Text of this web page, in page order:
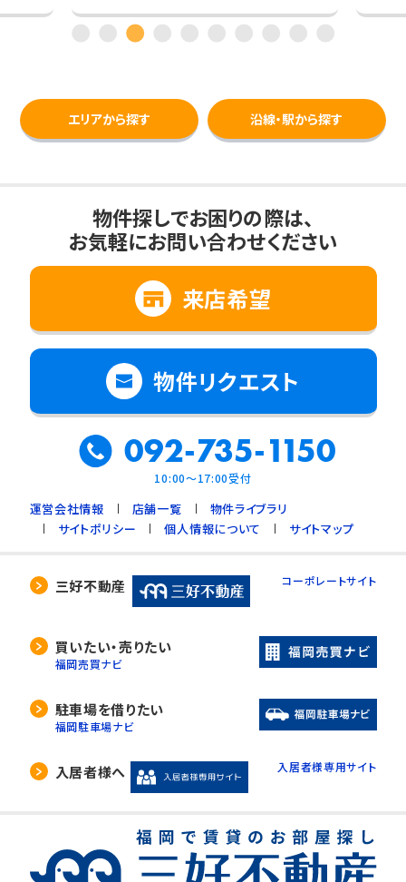
エリアから探す 沿線・駅から探す
物件探しでお困りの際は、
お気軽にお問い合わせください
来店希望
物件リクエスト
092-735-1150
10:00～17:00受付
運営会社情報 店舗一覧
物件ライブラリ
サイトポリシー
個人情報について サイトマップ
三好不動産 コーポレートサイト
買いたい・売りたい
福岡売買ナビ
駐車場を借りたい
福岡駐車場ナビ
入居者様へ 入居者様専用サイト